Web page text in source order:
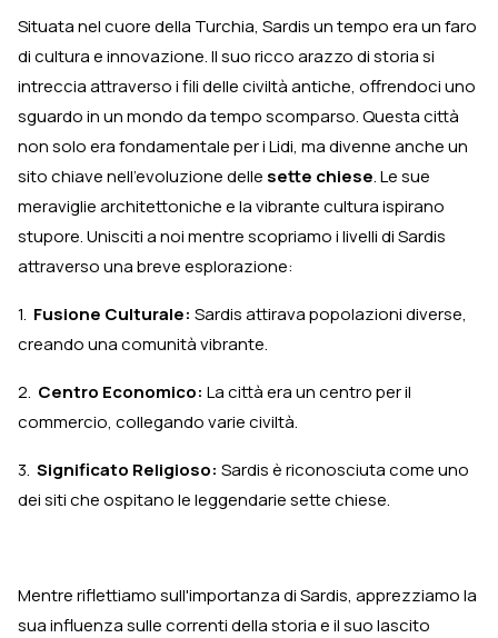
Situata nel cuore della Turchia, Sardis un tempo era un faro
di cultura e innovazione. Il suo ricco arazzo di storia si
intreccia attraverso i fili delle civiltà antiche, offrendoci uno
sguardo in un mondo da tempo scomparso. Questa città
non solo era fondamentale per i Lidi, ma divenne anche un
sito chiave nell'evoluzione delle sette chiese. Le sue
meraviglie architettoniche e la vibrante cultura ispirano
stupore. Unisciti a noi mentre scopriamo i livelli di Sardis
attraverso una breve esplorazione:
1. Fusione Culturale: Sardis attirava popolazioni diverse,
creando una comunità vibrante.
2. Centro Economico: La città era un centro per il
commercio, collegando varie civiltà.
3. Significato Religioso: Sardis è riconosciuta come uno
dei siti che ospitano le leggendarie sette chiese.
Mentre riflettiamo sull'importanza di Sardis, apprezziamo la
sua influenza sulle correnti della storia e il suo lascito